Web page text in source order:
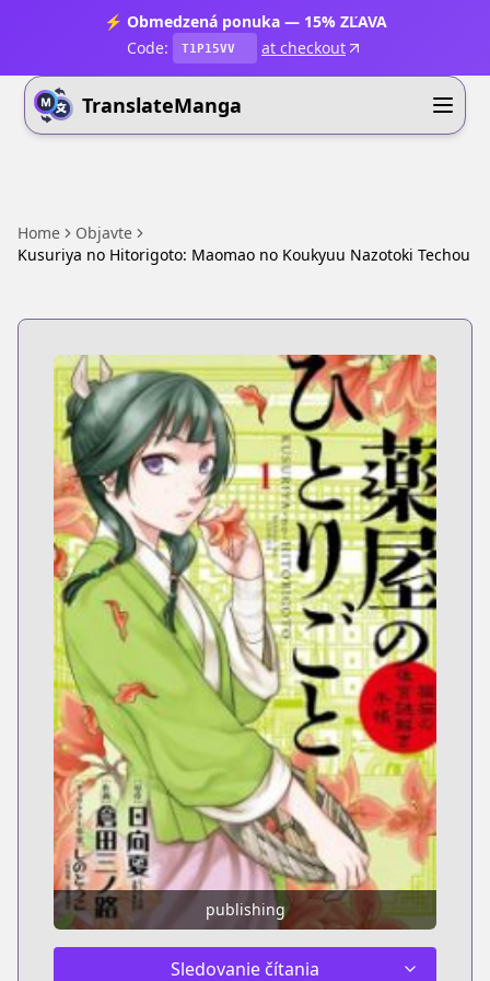
⚡ Obmedzená ponuka — 15% ZĽAVA
Code:
T1P15VV at checkout
TranslateManga
Home
Objavte
Kusuriya no Hitorigoto: Maomao no Koukyuu Nazotoki Techou
publishing
Sledovanie čítania